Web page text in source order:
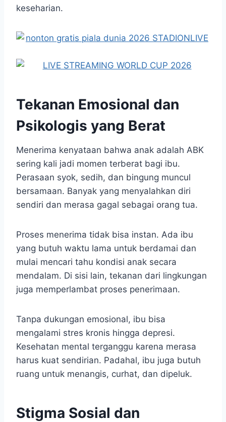
keseharian.
Tekanan Emosional dan
Psikologis yang Berat
Menerima kenyataan bahwa anak adalah ABK
sering kali jadi momen terberat bagi ibu.
Perasaan syok, sedih, dan bingung muncul
bersamaan. Banyak yang menyalahkan diri
sendiri dan merasa gagal sebagai orang tua.
Proses menerima tidak bisa instan. Ada ibu
yang butuh waktu lama untuk berdamai dan
mulai mencari tahu kondisi anak secara
mendalam. Di sisi lain, tekanan dari lingkungan
juga memperlambat proses penerimaan.
Tanpa dukungan emosional, ibu bisa
mengalami stres kronis hingga depresi.
Kesehatan mental terganggu karena merasa
harus kuat sendirian. Padahal, ibu juga butuh
ruang untuk menangis, curhat, dan dipeluk.
Stigma Sosial dan